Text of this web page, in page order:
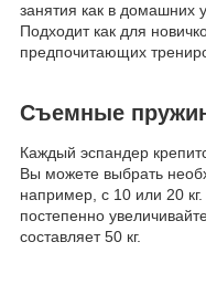
занятия как в домашних
Подходит как для
предпочитающих
Съемные
Каждый эспандер
Вы можете выбрать
например, с 10 или 20
постепенно
составляет 50 кг.